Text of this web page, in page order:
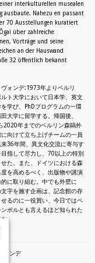
interkulturellen musealen
ausbaute. Nahezu en passant
70 Ausstellungen kuratiert
über zahlreiche
Vorträge und seine
an der Hauswand
32 öffentlich bekannt
ォンデ:1973年よりベルリ
ルト大学において日本学、英文
学び、PhDプログラムの一環
大学に留学する。帰国後、
2020年までのベルリン森鷗外
向けて立ち上げチームの一員
来36年間、異文化交流に寄与す
目指して尽力し、70以上の特別
せた。また、ドイツにおける森
を高めるべく、出版物や講演
に取り組む。中でも外壁に
文字を施す企画は、記念館の存
るのに一役買い、今日ではベ
ボルとも言えるほど知られた
。
ォンデ